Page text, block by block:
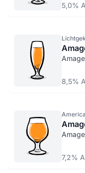
5,0%
8,5%
7,2%